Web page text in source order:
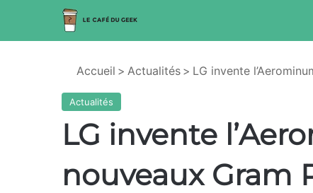
Accueil > Actualités > LG invente
Actualités
LG invente
nouveaux Gram